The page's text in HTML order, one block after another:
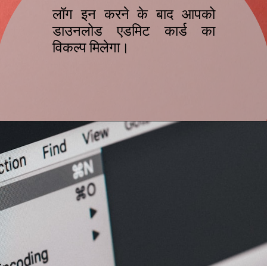
लॉग इन करने के बाद आपको
डाउनलोड एडमिट कार्ड का
विकल्प मिलेगा।